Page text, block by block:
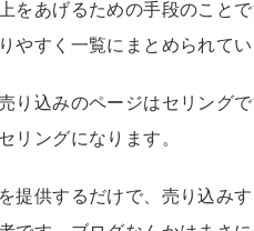
をあげるための手段のこと
やすく一覧にまとめられてい
り込みのページはセリング
リングになります。
提供するだけで、売り込み